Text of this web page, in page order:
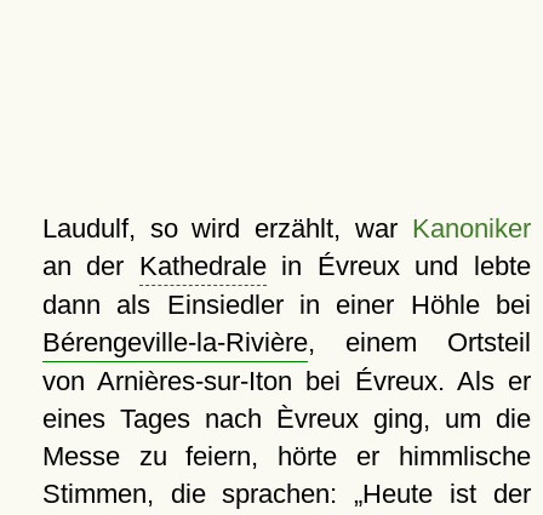
Laudulf, so wird erzählt, war Kanoniker
an der Kathedralein Évreux und lebte
dann als Einsiedler in einer Höhle bei
Bérengeville-la-Rivière, einem Ortsteil
von Arnières-sur-Iton bei Évreux. Als er
eines Tages nach Èvreux ging, um die
Messe zu feiern, hörte er himmlische
Stimmen, die sprachen: Heute ist der